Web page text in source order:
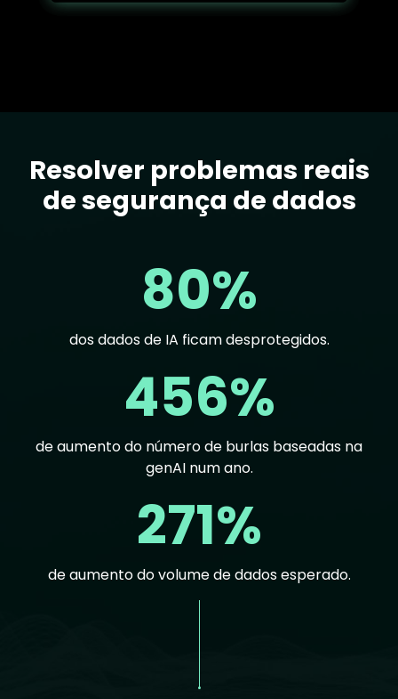
Text
Resolver problemas reais
de segurança de dados
80%
dos dados de IA ficam desprotegidos.
456%
de aumento do número de burlas baseadas na
genAI num ano.
271%
de aumento do volume de dados esperado.